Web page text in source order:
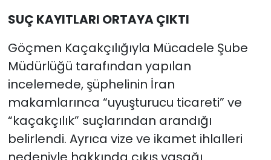
SUÇ KAYITLARI ORTAYA ÇIKTI
Göçmen Kaçakçılığıyla Mücadele Şube
Müdürlüğü tarafından yapılan
incelemede, şüphelinin İran
makamlarınca “uyuşturucu ticareti” ve
“kaçakçılık” suçlarından arandığı
belirlendi. Ayrıca vize ve ikamet ihlalleri